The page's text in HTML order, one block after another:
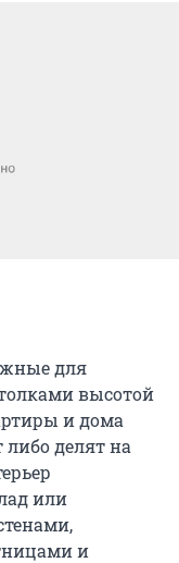
для
высотой
и дома
делят на
или
и